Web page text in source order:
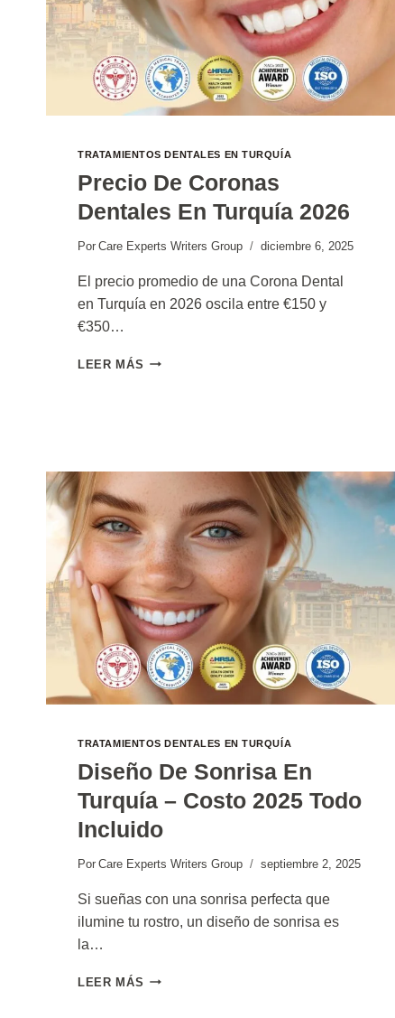
TRATAMIENTOS DENTALES EN TURQUÍA
Precio De Coronas
Dentales En Turquía 2026
Por Care Experts Writers Group diciembre 6, 2025
El precio promedio de una Corona Dental
en Turquía en 2026 oscila entre €150 y
€350…
LEER MÁS PRECIO
TRATAMIENTOS DENTALES EN TURQUÍA
Diseño De Sonrisa En
Turquía – Costo 2025 Todo
Incluido
Por Care Experts Writers Group septiembre 2, 2025
Si sueñas con una sonrisa perfecta que
ilumine tu rostro, un diseño de sonrisa es
la…
LEER MÁS DISEÑO